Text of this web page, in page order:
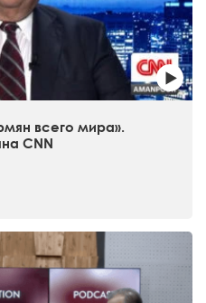
всего мира».
CNN